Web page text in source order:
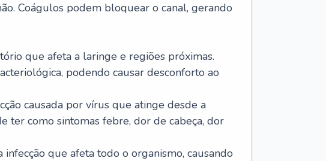
Coágulos podem bloquear o canal, gerando
que afeta a laringe e regiões próximas.
podendo causar desconforto ao
causada por vírus que atinge desde a
ter como sintomas febre, dor de cabeça, dor
que afeta todo o organismo, causando